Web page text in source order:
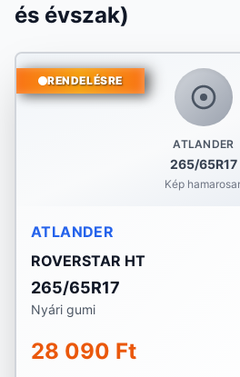
és évszak)
ATLANDER
265/65R17
Kép
RENDELÉSRE
ATLANDER
ROVERSTAR HT
265/65R17
Nyári gumi
28 090 Ft